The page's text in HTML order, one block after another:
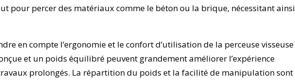
pour percer des matériaux comme le béton ou la brique, nécessitant ainsi
en compte l’ergonomie et le confort d’utilisation de la perceuse visseuse
et un poids équilibré peuvent grandement améliorer l’expérience
prolongés. La répartition du poids et la facilité de manipulation sont